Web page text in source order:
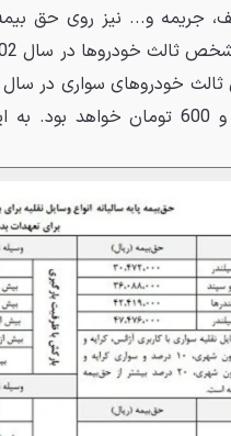
جریمه و... نیز روی حق
و 747 هزار و 600 تومان